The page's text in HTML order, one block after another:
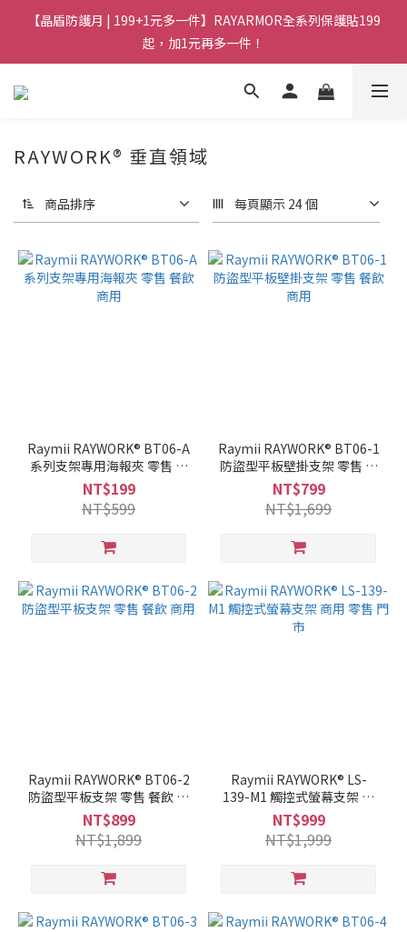
【晶盾防護月 | 199+1元多一件】RAYARMOR全系列保護貼199
起，加1元再多一件！
RAYWORK® 垂直領域
商品排序 每頁顯示 24 個
Raymii RAYWORK® BT06-A
系列支架專用海報夾 零售 餐
飲 商用
NT$199
NT$599
Raymii RAYWORK® BT06-1
防盜型平板壁掛支架 零售 餐
飲 商用
NT$799
NT$1,699
Raymii RAYWORK® BT06-2
防盜型平板支架 零售 餐飲 商
用
NT$899
NT$1,899
Raymii RAYWORK® LS-
139-M1 觸控式螢幕支架 商
用 零售 門市
NT$999
NT$1,999